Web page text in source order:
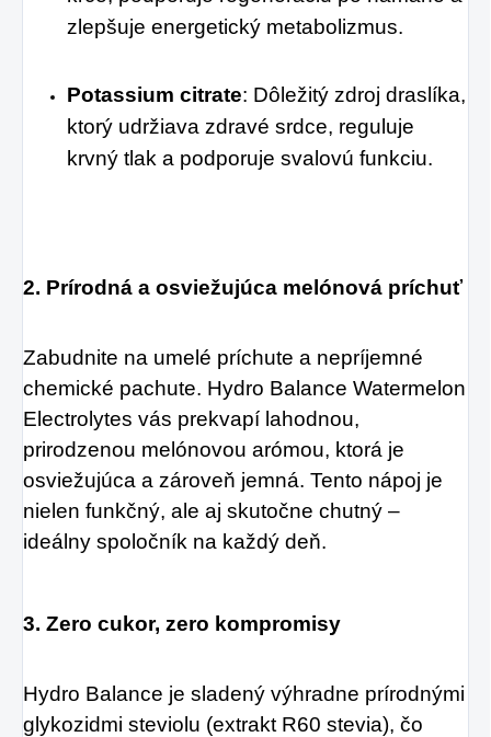
zlepšuje energetický metabolizmus.
Potassium citrate: Dôležitý zdroj draslíka,
ktorý udržiava zdravé srdce, reguluje
krvný tlak a podporuje svalovú funkciu.
2. Prírodná a osviežujúca melónová príchuť
Zabudnite na umelé príchute a nepríjemné
chemické pachute. Hydro Balance Watermelon
Electrolytes vás prekvapí lahodnou,
prirodzenou melónovou arómou, ktorá je
osviežujúca a zároveň jemná. Tento nápoj je
nielen funkčný, ale aj skutočne chutný –
ideálny spoločník na každý deň.
3. Zero cukor, zero kompromisy
Hydro Balance je sladený výhradne prírodnými
glykozidmi steviolu (extrakt R60 stevia), čo